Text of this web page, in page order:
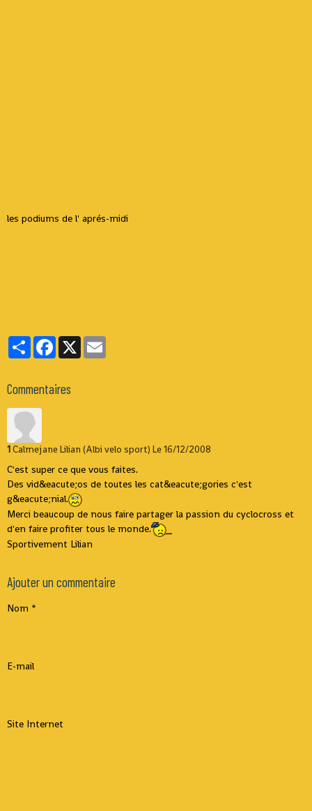
les podiums de l' aprés-midi
PartagerFacebook
X
Commentaires
1Calmejane Lilian (Albi velo sport) Le 16/12/2008
C'est super ce que vous faites.
Des vid&eacute;os de toutes les cat&eacute;gories c'est
g&eacute;nial.
Merci beaucoup de nous faire partager la passion du cyclocross et
d'en faire profiter tous le monde.
Sportivement Lilian
Ajouter un commentaire
Nom
E-mail
Site Internet